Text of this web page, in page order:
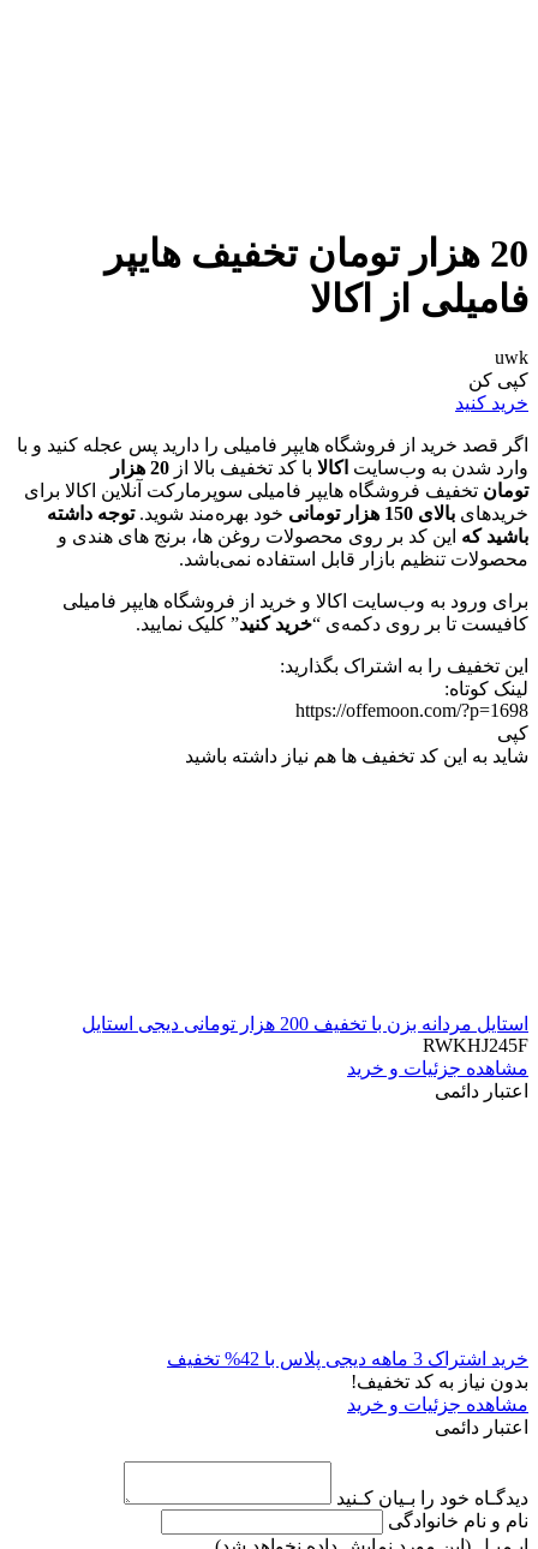
20 هزار تومان تخفیف هایپر
فامیلی از اکالا
uwk
کپی کن
خرید کنید
اگر قصد خرید از فروشگاه هایپر فامیلی را دارید پس عجله کنید و با
وارد شدن به وب‌سایت اکالا با کد تخفیف بالا از
20 هزار
تومان تخفیف فروشگاه هایپر فامیلی سوپرمارکت آنلاین اکالا برای
خریدهای بالای 150 هزار تومانی خود بهره‌مند شوید.توجه داشته
باشید که این کد بر روی محصولات روغن ها، برنج های هندی و
محصولات تنظیم بازار قابل استفاده نمی‌باشد.
برای ورود به وب‌سایت اکالا و خرید از فروشگاه هایپر فامیلی
کافیست تا بر روی دکمه‌ی “خرید کنید” کلیک نمایید.
این تخفیف را به اشتراک بگذارید:
لینک کوتاه:
https://offemoon.com/?p=1698
کپی
شاید به این کد تخفیف ها هم نیاز داشته باشید
استایل مردانه بزن با تخفیف 200 هزار تومانی دیجی استایل
RWKHJ245F
مشاهده جزئیات و خرید
اعتبار دائمی
خرید اشتراک 3 ماهه دیجی پلاس با 42% تخفیف
بدون نیاز به کد تخفیف!
مشاهده جزئیات و خرید
اعتبار دائمی
دیدگـاه خود را بـیان کـنید
نام و نام خانوادگی